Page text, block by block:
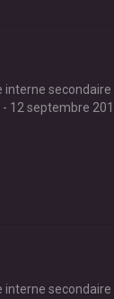
12 septembre